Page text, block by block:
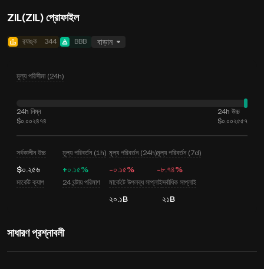
ZIL(ZIL) প্রোফাইল
র‍্যাঙ্ক 344 BBB বাড়ান
মূল্য পরিসীমা (24h)
24h নিম্ন
$০.০০২৪৭৪
24h উচ্চ
$০.০০২৫৫৭
সর্বকালীন উচ্চ
$০.২৫৬
মূল্য পরিবর্তন (1h)
+০.১৫%
মূল্য পরিবর্তন (24h)
-০.১৫%
মূল্য পরিবর্তন (7d)
-৮.৭৪%
মার্কেট ক্যাপ 24 ঘন্টায় পরিমাণ মার্কেটে উপলব্ধ সাপ্লাই
২০.১B
সর্বাধিক সাপ্লাই
২১B
সাধারণ প্রশ্নাবলী